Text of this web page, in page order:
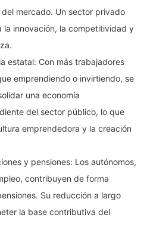
mercado. Un sector privado
la innovación, la competitividad y
estatal: Con más trabajadores
emprendiendo o invirtiendo, se
una economía
del sector público, lo que
emprendedora y la creación
y pensiones: Los autónomos,
contribuyen de forma
Su reducción a largo
la base contributiva del